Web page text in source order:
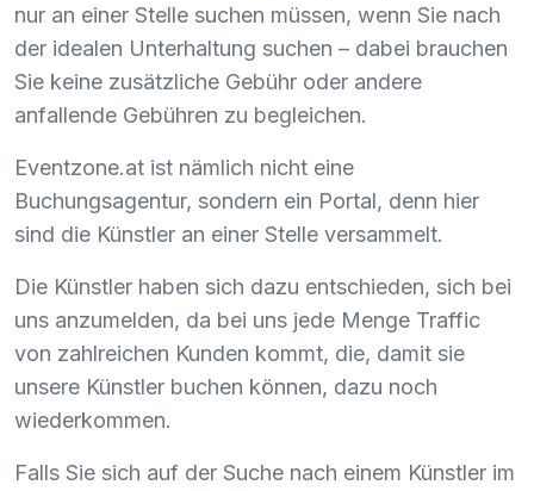
nur an einer Stelle suchen müssen, wenn Sie nach
der idealen Unterhaltung suchen – dabei brauchen
Sie keine zusätzliche Gebühr oder andere
anfallende Gebühren zu begleichen.
Eventzone.at ist nämlich nicht eine
Buchungsagentur, sondern ein Portal, denn hier
sind die Künstler an einer Stelle versammelt.
Die Künstler haben sich dazu entschieden, sich bei
uns anzumelden, da bei uns jede Menge Traffic
von zahlreichen Kunden kommt, die, damit sie
unsere Künstler buchen können, dazu noch
wiederkommen.
Falls Sie sich auf der Suche nach einem Künstler im